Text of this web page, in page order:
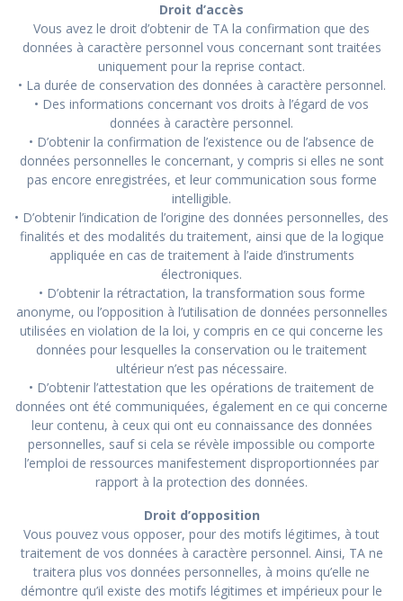
Droit d’accès
Vous avez le droit d’obtenir de TA la confirmation que des
données à caractère personnel vous concernant sont traitées
uniquement pour la reprise contact.
• La durée de conservation des données à caractère personnel.
• Des informations concernant vos droits à l’égard de vos
données à caractère personnel.
• D’obtenir la confirmation de l’existence ou de l’absence de
données personnelles le concernant, y compris si elles ne sont
pas encore enregistrées, et leur communication sous forme
intelligible.
• D’obtenir l’indication de l’origine des données personnelles, des
finalités et des modalités du traitement, ainsi que de la logique
appliquée en cas de traitement à l’aide d’instruments
électroniques.
• D’obtenir la rétractation, la transformation sous forme
anonyme, ou l’opposition à l’utilisation de données personnelles
utilisées en violation de la loi, y compris en ce qui concerne les
données pour lesquelles la conservation ou le traitement
ultérieur n’est pas nécessaire.
• D’obtenir l’attestation que les opérations de traitement de
données ont été communiquées, également en ce qui concerne
leur contenu, à ceux qui ont eu connaissance des données
personnelles, sauf si cela se révèle impossible ou comporte
l’emploi de ressources manifestement disproportionnées par
rapport à la protection des données.
Droit d’opposition
Vous pouvez vous opposer, pour des motifs légitimes, à tout
traitement de vos données à caractère personnel. Ainsi, TA ne
traitera plus vos données personnelles, à moins qu’elle ne
démontre qu’il existe des motifs légitimes et impérieux pour le